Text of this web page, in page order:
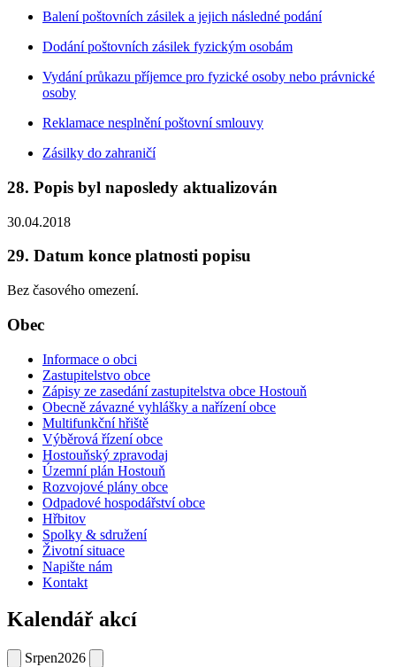
Balení poštovních zásilek a jejich následné podání
Dodání poštovních zásilek fyzickým osobám
Vydání průkazu příjemce pro fyzické osoby nebo právnické
osoby
Reklamace nesplnění poštovní smlouvy
Zásilky do zahraničí
28. Popis byl naposledy aktualizován
30.04.2018
29. Datum konce platnosti popisu
Bez časového omezení.
Obec
Informace o obci
Zastupitelstvo obce
Zápisy ze zasedání zastupitelstva obce Hostouň
Obecně závazné vyhlášky a nařízení obce
Multifunkční hřiště
Výběrová řízení obce
Hostouňský zpravodaj
Územní plán Hostouň
Rozvojové plány obce
Odpadové hospodářství obce
Hřbitov
Spolky & sdružení
Životní situace
Napište nám
Kontakt
Kalendář akcí
Srpen2026